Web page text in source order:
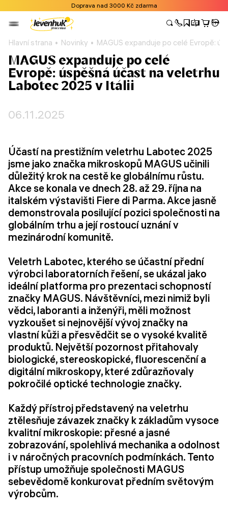
Doprava nad 3000 Kč zdarma
Hlavní strana Novinky MAGUS expanduje po celé Evropě:
MAGUS expanduje po celé
Evropě: úspěšná účast na veletrhu
Labotec 2025 v Itálii
06.11.2025
Účastí na prestižním veletrhu Labotec 2025
jsme jako značka mikroskopů MAGUS učinili
důležitý krok na cestě ke globálnímu růstu.
Akce se konala ve dnech 28. až 29. října na
italském výstavišti Fiere di Parma. Akce jasně
demonstrovala posilující pozici společnosti na
globálním trhu a její rostoucí uznání v
mezinárodní komunitě.
Veletrh Labotec, kterého se účastní přední
výrobci laboratorních řešení, se ukázal jako
ideální platforma pro prezentaci schopností
značky MAGUS. Návštěvníci, mezi nimiž byli
vědci, laboranti a inženýři, měli možnost
vyzkoušet si nejnovější vývoj značky na
vlastní kůži a přesvědčit se o vysoké kvalitě
produktů. Největší pozornost přitahovaly
biologické, stereoskopické, fluorescenční a
digitální mikroskopy, které zdůrazňovaly
pokročilé optické technologie značky.
Každý přístroj představený na veletrhu
ztělesňuje závazek značky k základům vysoce
kvalitní mikroskopie: přesné a jasné
zobrazování, spolehlivá mechanika a odolnost
i v náročných pracovních podmínkách. Tento
přístup umožňuje společnosti MAGUS
sebevědomě konkurovat předním světovým
výrobcům.